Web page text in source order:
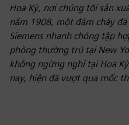
Hoa Kỳ, nơi chúng tôi sản
năm 1908, một đám cháy
Siemens nhanh chóng tập
phòng thường trú tại New
không ngừng nghỉ tại Hoa
nay, hiện đã vượt qua mốc